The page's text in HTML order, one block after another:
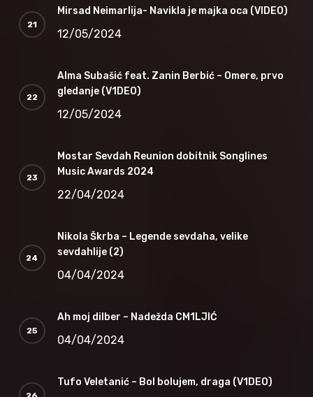
Mirsad Neimarlija- Navikla je majka oca (VIDEO)
12/05/2024
Alma Subašić feat. Zanin Berbić – Omere, prvo
gledanje (V1DEO)
12/05/2024
Mostar Sevdah Reunion dobitnik Songlines
Music Awards 2024
22/04/2024
Nikola Škrba – Legende sevdaha, velike
sevdahlije (2)
04/04/2024
Ah moj dilber – Nadežda CM1LJIĆ
04/04/2024
Tufo Veletanić – Bol bolujem, draga (V1DEO)